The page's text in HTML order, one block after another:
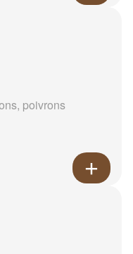
poivrons